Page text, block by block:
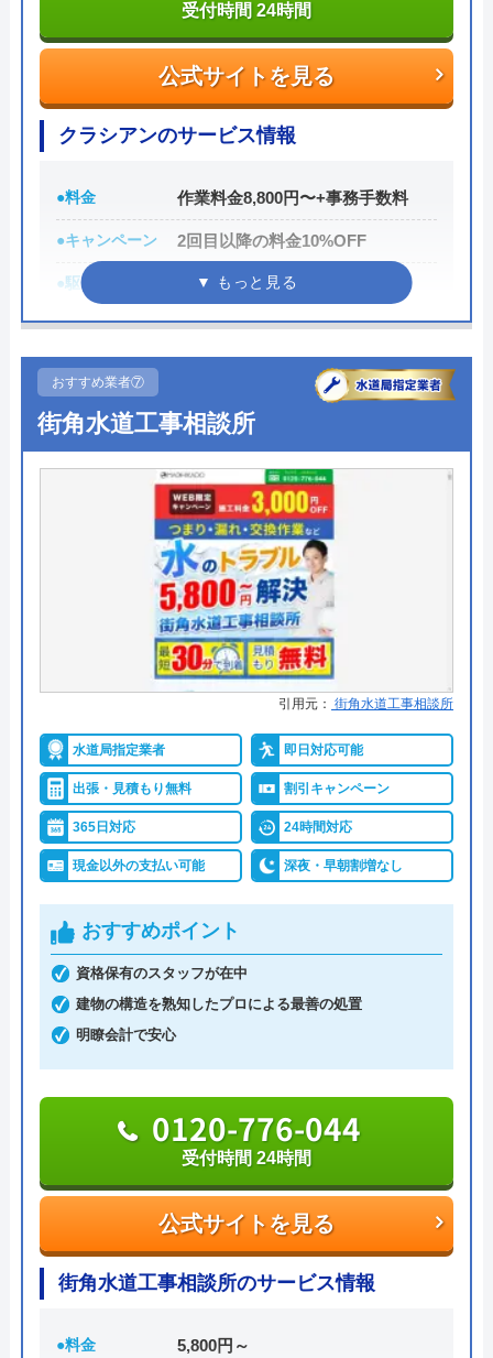
トイレやキッチン、お風呂や洗面所など水まわりの
つまり・水漏れで困ったときはぜひ相談してみてく
ださい。
公式サイトを見る
0120-50-8000
受付時間 年中無休24時間受付
運営会社 株式会社クリアライフ
創業21年
〒530-0043
大阪府大阪市北区天満4-5-3
全国
水の救急隊のクチコミ on
4.4（99件のクチコミ）
※クチコミの内容について
今村勝一
8 か月前
今回水漏れに早急に対応してもらって助かり
ました。他のところは最短4日後と言われた
のですが、即日対応してもらえて安心です。
るようになりました。
Googleクチコミを見る
公式サイトを見る
受付時間 24時間
クラシアンのサービス情報
●料金 作業料金8,800円〜+事務手数料
●キャンペーン 2回目以降の料金10%OFF
●駆けつけ時間 最短30分
●受付時間 24時間
●定休日
●出張見積もり
お見積り・出張費無料※ご成約に
至らない場合は出張費がかかる事
がございます
現金、クレジットカード、コンビ
ニ決済、QRコード決済、ショッピ
ングローン、デビットカード決
済、銀行決済
依頼件数194万件以上（2023年累
計）
詳細は公式HPでご確認ください
クラシアンがおすすめの理由
クラシアンはTVCMを放送しており、その知名度の
高さは信頼できるポイントです。業界問わず多くの
悪質な業者ではありません。
作業にかかる金額自体は他の業者とそれほど変わら
ず、残念ながら割引等もありませんが、2回目以降
は10%OFFで修理·交換を行ってくれます。作業内
容・費用を説明し、承諾のサインをもらってから作
業に入るので安心です。作業料金とは別に事務手数
料として諸経費がかかるので、費用をしっかりと確
認してから承諾のサインをしましょう。
各市区から認可を受けている水道局指定工事店であ
り、研修制度や資格取得支援などによるスタッフの
を任せることができるでしょう。
おすすめ業者⑦
街角水道工事相談所
引用元： 街角水道工事相談所
水道局指定業者 即日対応可能
出張・見積もり無料 割引キャンペーン
365日対応 24時間対応
現金以外の支払い可能 深夜・早朝割増なし
おすすめポイント
資格保有のスタッフが在中
建物の構造を熟知したプロによる最善の処置
明瞭会計で安心
公式サイトを見る
0120-776-044
受付時間 24時間
街角水道工事相談所のサービス情報
●料金 5,800円～